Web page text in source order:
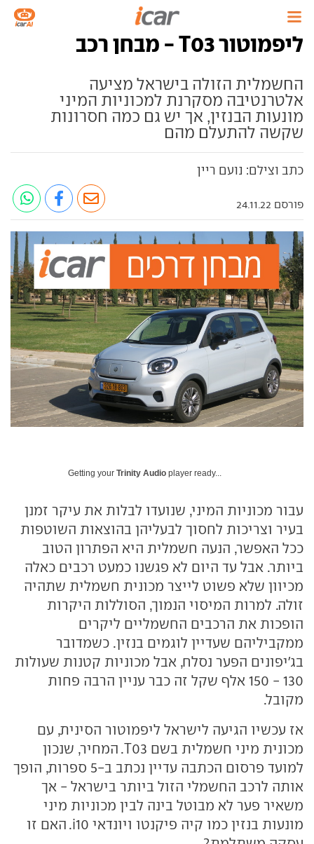
ליפמוטור T03 - מבחן רכב
החשמלית הזולה בישראל מציעה
אלטרנטיבה מסקרנת למכוניות המיני
מונעות הבנזין, אך יש גם כמה חסרונות
שקשה להתעלם מהם
כתב וצילם: נועם ריין
פורסם 24.11.22
Getting your Trinity Audio player ready...
עבור מכוניות המיני, שנועדו לבלות את עיקר זמנן
בעיר וצריכות לחסוך לבעליהן בהוצאות השוטפות
ככל האפשר, הנעה חשמלית היא הפתרון הטוב
ביותר. אבל עד היום לא פגשנו כמעט רכבים כאלה
מכיוון שלא פשוט לייצר מכונית חשמלית שתהיה
זולה. למרות המיסוי הנמוך, הסוללות היקרות
הופכות את הרכבים החשמליים ליקרים
ממקביליהם שעדיין לוגמים בנזין. כשמדובר
בג'יפונים הפער נסלח, אבל מכוניות קטנות שעולות
130 - 150 אלף שקל זה כבר עניין הרבה פחות
מקובל.
אז עכשיו הגיעה לישראל ליפמוטור הסינית, עם
מכונית מיני חשמלית בשם T03. המחיר, שנכון
למועד פרסום הכתבה עדיין נכתב ב-5 ספרות, הופך
אותה לרכב החשמלי הזול ביותר בישראל - אך
משאיר פער לא מבוטל בינה לבין מכוניות מיני
מונעות בנזין כמו קיה פיקנטו ויונדאי i10. האם זו